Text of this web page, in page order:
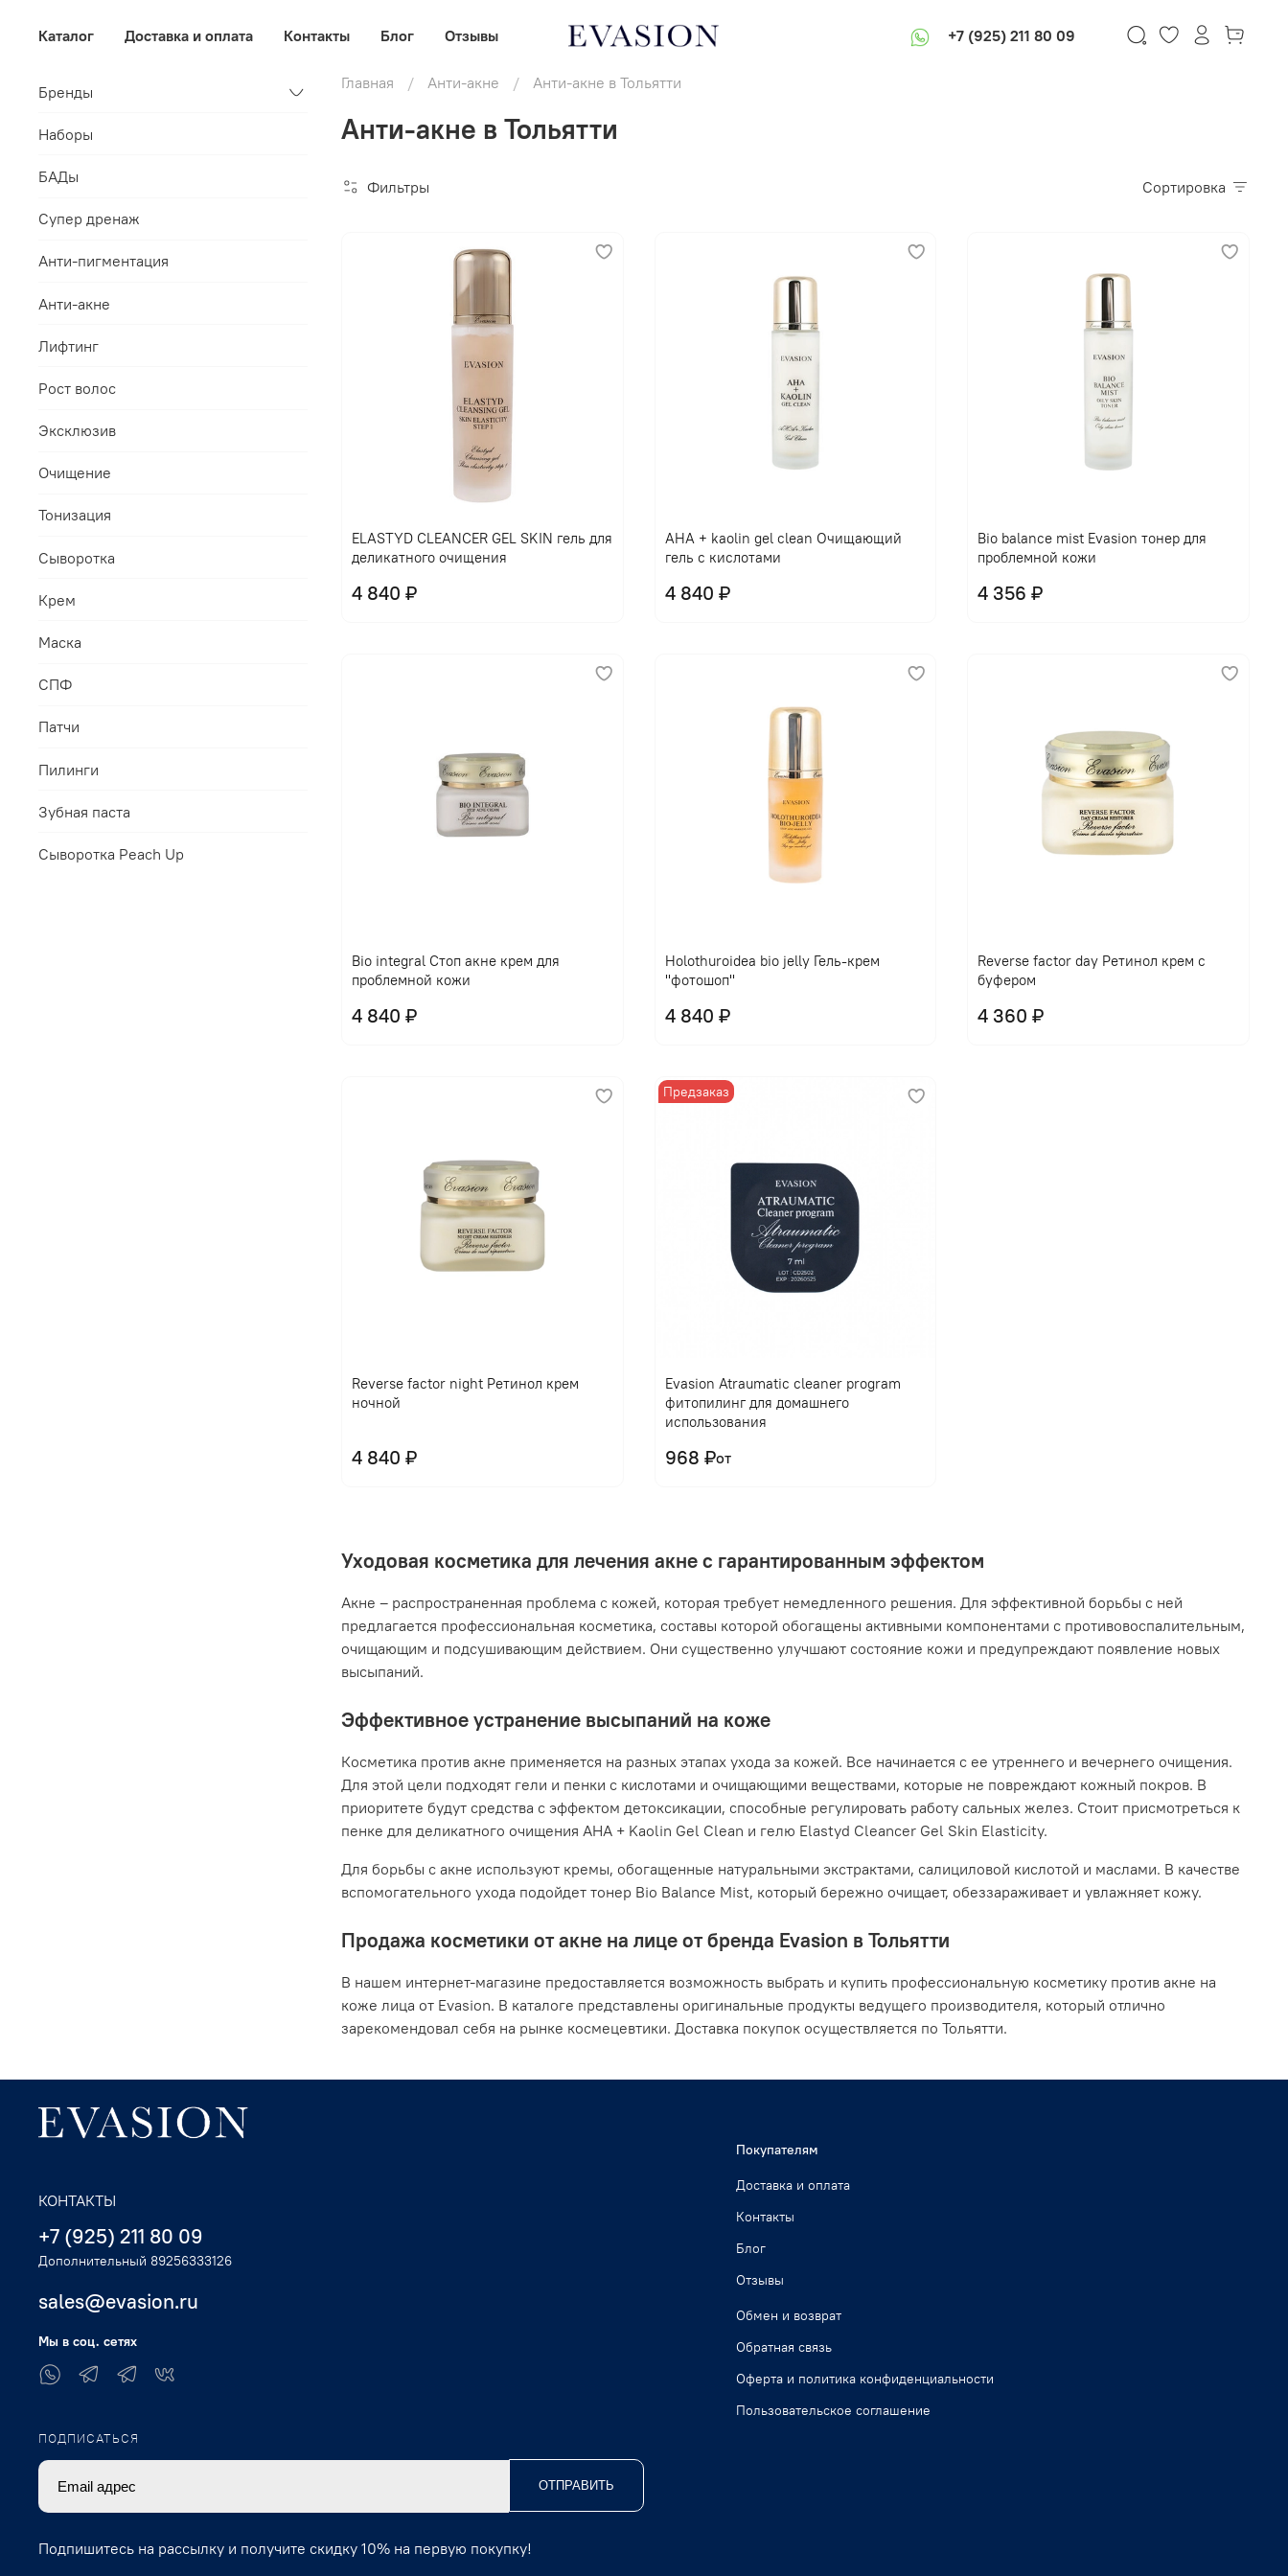
Каталог Доставка и оплата Контакты Блог Отзывы +7 (925) 211 80 09
Главная Анти-акне Анти-акне в Тольятти
Анти-акне в Тольятти
Фильтры Сортировка
ELASTYD CLEANCER GEL SKIN гель для
деликатного очищения
4 840 ₽
В корзину
AHA + kaolin gel clean Очищающий
гель с кислотами
4 840 ₽
Bio balance mist Evasion тонер для
проблемной кожи
4 356 ₽
Bio integral Стоп акне крем для
проблемной кожи
4 840 ₽
Holothuroidea bio jelly Гель-крем
"фотошоп"
4 840 ₽
Reverse factor day Ретинол крем с
буфером
4 360 ₽
Reverse factor night Ретинол крем
ночной
4 840 ₽
Предзаказ
Evasion Atraumatic cleaner program
фитопилинг для домашнего
использования
от
968 ₽
Уходовая косметика для лечения акне с гарантированным эффектом
Акне – распространенная проблема с кожей, которая требует немедленного решения. Для эффективной борьбы с ней
предлагается профессиональная косметика, составы которой обогащены активными компонентами с противовоспалительным,
очищающим и подсушивающим действием. Они существенно улучшают состояние кожи и предупреждают появление новых
высыпаний.
Эффективное устранение высыпаний на коже
Косметика против акне применяется на разных этапах ухода за кожей. Все начинается с ее утреннего и вечернего очищения.
Для этой цели подходят гели и пенки с кислотами и очищающими веществами, которые не повреждают кожный покров. В
приоритете будут средства с эффектом детоксикации, способные регулировать работу сальных желез. Стоит присмотреться к
пенке для деликатного очищения AHA + Kaolin Gel Clean и гелю Elastyd Cleancer Gel Skin Elasticity.
Для борьбы с акне используют кремы, обогащенные натуральными экстрактами, салициловой кислотой и маслами. В качестве
вспомогательного ухода подойдет тонер Bio Balance Mist, который бережно очищает, обеззараживает и увлажняет кожу.
Продажа косметики от акне на лице от бренда Evasion в Тольятти
В нашем интернет-магазине предоставляется возможность выбрать и купить профессиональную косметику против акне на
коже лица от Evasion. В каталоге представлены оригинальные продукты ведущего производителя, который отлично
зарекомендовал себя на рынке космецевтики. Доставка покупок осуществляется по Тольятти.
Бренды
Наборы
БАДы
Супер дренаж
Анти-пигментация
Анти-акне
Лифтинг
Рост волос
Эксклюзив
Очищение
Тонизация
Сыворотка
Крем
Маска
СПФ
Патчи
Пилинги
Зубная паста
Сыворотка Peach Up
Покупателям
Доставка и оплата
Контакты
Блог
Отзывы
Обмен и возврат
Обратная связь
Оферта и политика конфиденциальности
Пользовательское соглашение
КОНТАКТЫ
+7 (925) 211 80 09
Дополнительный 89256333126
sales@evasion.ru
Мы в соц. сетях
ПОДПИСАТЬСЯ
ОТПРАВИТЬ
Подпишитесь на рассылку и получите скидку 10% на первую покупку!